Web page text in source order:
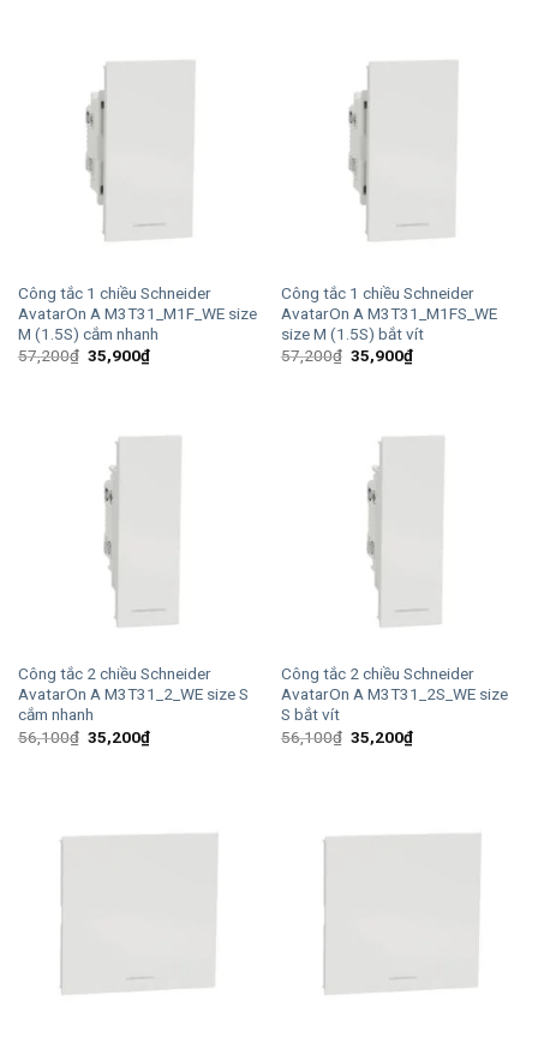
Công tắc 1 chiều Schneider
AvatarOn A M3T31_M1F_WE size
M (1.5S) cắm nhanh
57,200₫ Giá
gốc
35,900₫Giá
hiện
Công tắc 1 chiều Schneider
AvatarOn A M3T31_M1FS_WE
size M (1.5S) bắt vít
57,200₫ Giá
gốc
35,900₫Giá
hiện
Công tắc 2 chiều Schneider
AvatarOn A M3T31_2_WE size S
cắm nhanh
56,100₫ Giá
gốc
35,200₫Giá
hiện
Công tắc 2 chiều Schneider
AvatarOn A M3T31_2S_WE size
S bắt vít
56,100₫ Giá
gốc
35,200₫Giá
hiện